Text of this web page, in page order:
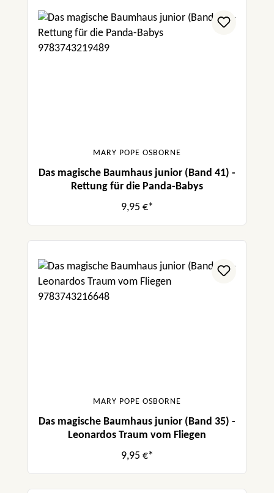
MARY POPE OSBORNE
Das magische Baumhaus junior (Band 41) -
Rettung für die Panda-Babys
9,95 €*
MARY POPE OSBORNE
Das magische Baumhaus junior (Band 35) -
Leonardos Traum vom Fliegen
9,95 €*